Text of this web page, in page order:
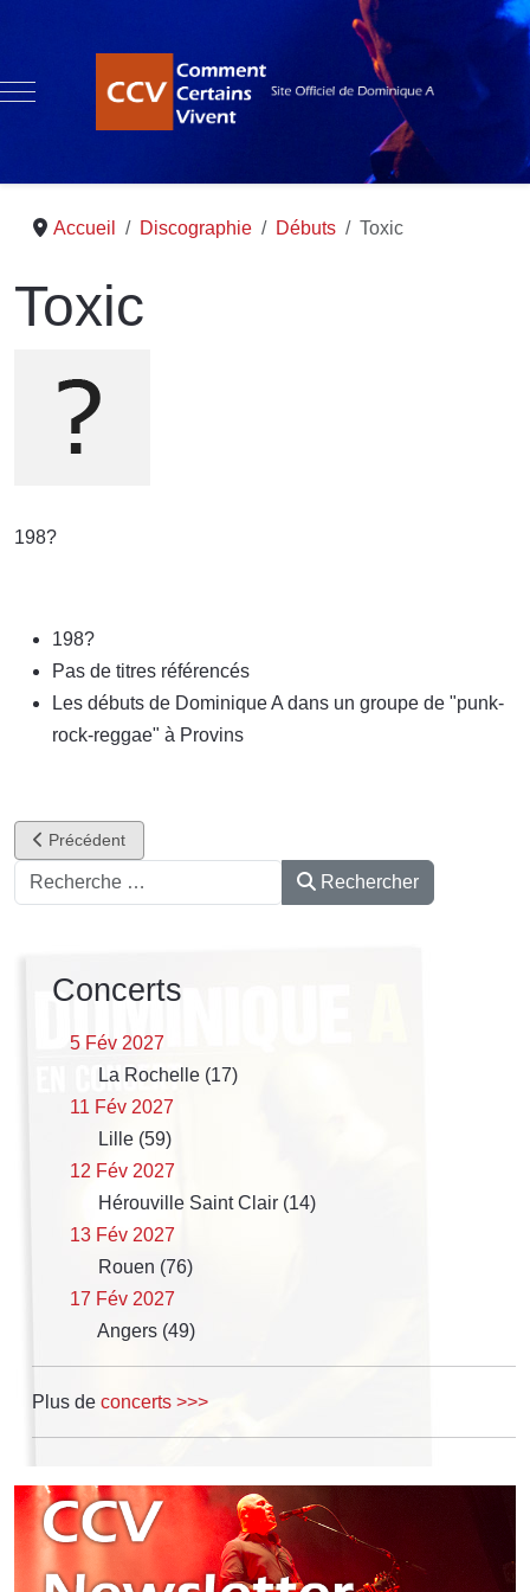
Mobile Menu Toggle
Accueil Discographie Débuts Toxic
Toxic
198?
198?
Pas de titres référencés
Les débuts de Dominique A dans un groupe de "punk-
rock-reggae" à Provins
Article précédent : John Merrick
Précédent
Rechercher Rechercher
Concerts
5 Fév 2027
La Rochelle (17)
11 Fév 2027
Lille (59)
12 Fév 2027
Hérouville Saint Clair (14)
13 Fév 2027
Rouen (76)
17 Fév 2027
Angers (49)
Plus de concerts >>>